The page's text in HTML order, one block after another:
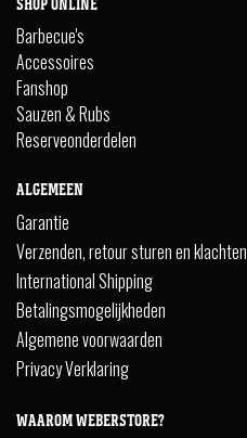
Barbecue's
Accessoires
Fanshop
Sauzen & Rubs
Reserveonderdelen
ALGEMEEN
Garantie
Verzenden, retour sturen en klachten
International Shipping
Betalingsmogelijkheden
Algemene voorwaarden
Privacy Verklaring
WAAROM WEBERSTORE?